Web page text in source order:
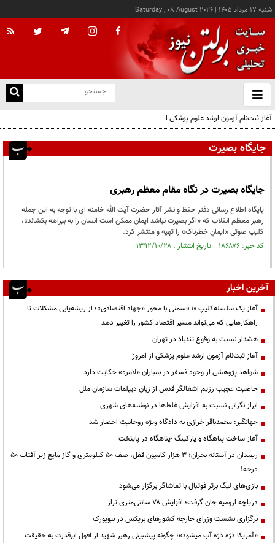
شنبه ۱۷ مرداد ۱۴۰۵ |
Saturday , 08 August 2026
باز
و
آغاز ثبت‌نام آزمون ارشد علوم پزشکی از امروز
جایگاه بصیرت
جایگاه بصیرت در نگاه مقام معظم رهبری
پایگاه اطلاع رسانی دفتر حفظ و نشر آثار حضرت آیت الله خامنه ای با توجه به این جمله
رهبر معظم انقلاب که «اگر بصیرت نباشد ایمان ممکن است انسان را به بیراهه بکشاند»،
کلیپ صوتی «ایمانِ خطرناک» را تهیه و منتشر کرد.
کد خبر: ۱۸۶۸۷۶ تاریخ انتشار : ۱۳۹۲/۱۰/۲۸
آخرین اخبار
آغاز یک سلسله‌کلیپ ۱۰ قسمتی با محور «جهاد اقتصادی»؛ از ریشه‌یابی مشکلات تا
راهکارهایی که می‌تواند مسیر اقتصاد کشور را تغییر دهد
هشدار نسبت به وقوع تندباد در تهران
آغاز ثبت‌نام آزمون ارشد علوم پزشکی از امروز
شواهد پژوهشی از وجود فسفر در بمباران «لامرد» حکایت دارد
خاصیت عجیب رژیم اشغالگر قدس از زبان دیپلمات سازمان ملل
ابراز نگرانی نسبت به افزایش غلط‌ها در نوشته‌های شهری
جهانگیر: محمدباقر خرازی به دادگاه ویژه روحانیت احضار شد
آغاز ساخت پناهگاه و پارکینگ -پناهگاه در پایتخت
ریمـدان در آستانه بحران؛ ۳ هزار کامیون قفل، صف ۵۰ کیلومتری و گاز مایع زیر آفتاب ۵۰
درجه!
بازی‌های لیگ برتر فوتبال با تماشاگر برگزار می‌شود
دریاچه ارومیه جان گرفت؛ افزایش ۷۸ سانتی‌متری تراز
برگزاری نشست وزرای خارجه کشورهای بریکس در نیویورک
«آمریکا ذرّه ذرّه آب میشود»؛ چگونه پیشبینی رهبر شهید از افول ابرقدرت به حقیقت